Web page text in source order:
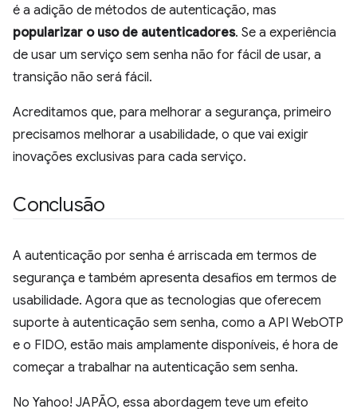
é a adição de métodos de autenticação, mas
popularizar o uso de autenticadores. Se a experiência
de usar um serviço sem senha não for fácil de usar, a
transição não será fácil.
Acreditamos que, para melhorar a segurança, primeiro
precisamos melhorar a usabilidade, o que vai exigir
inovações exclusivas para cada serviço.
Conclusão
A autenticação por senha é arriscada em termos de
segurança e também apresenta desafios em termos de
usabilidade. Agora que as tecnologias que oferecem
suporte à autenticação sem senha, como a API WebOTP
e o FIDO, estão mais amplamente disponíveis, é hora de
começar a trabalhar na autenticação sem senha.
No Yahoo! JAPÃO, essa abordagem teve um efeito